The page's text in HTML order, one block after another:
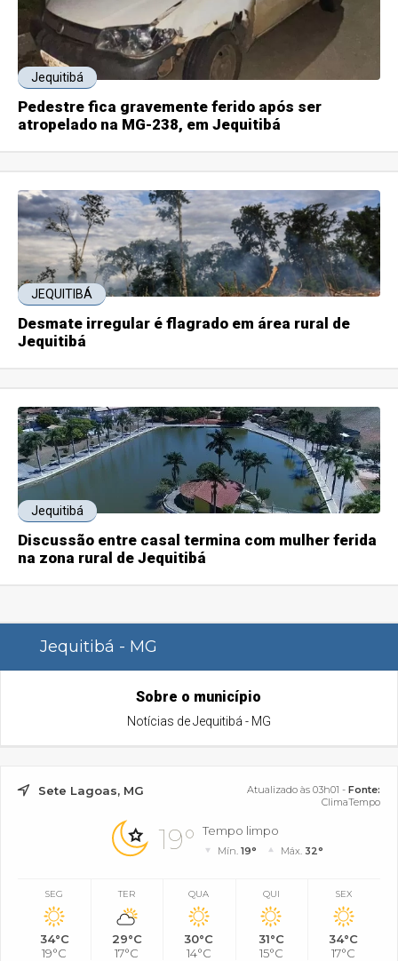
Jequitibá
Pedestre fica gravemente ferido após ser
atropelado na MG-238, em Jequitibá
JEQUITIBÁ
Desmate irregular é flagrado em área rural de
Jequitibá
Jequitibá
Discussão entre casal termina com mulher ferida
na zona rural de Jequitibá
Jequitibá - MG
Sobre o município
Notícias de Jequitibá - MG
Sete Lagoas, MG Atualizado às 03h01 - Fonte:
ClimaTempo
19° Tempo limpo
Mín.19° Máx. 32°
SEG
34°C
19°C
TER
29°C
17°C
QUA
30°C
14°C
QUI
31°C
15°C
SEX
34°C
17°C